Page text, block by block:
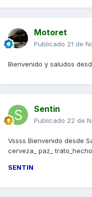
Motoret
Publicado 21 de
Bienvenido y saludos
Sentin
Publicado 22 de
Vssss Bienvenido desde
cerveza_ paz_
SENTIN